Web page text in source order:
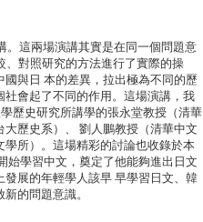
。這兩場演講其實是在同一個問題意
、對照研究的方法進行了實際的操
與日 本的差異，拉出極為不同的歷
會起了不同的作用。這場演講，我
歷史研究所講學的張永堂教授（清華
歷史系）、 劉人鵬教授（清華中文
所）。這場精彩的討論也收錄於本
始學習中文，奠定了他能夠進出日文
展的年輕學人該早 早學習日文、韓
的問題意識。